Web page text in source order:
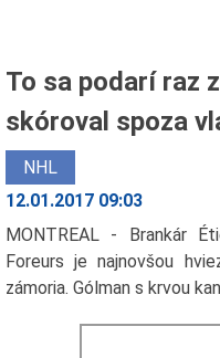
To sa podarí raz
skóroval spoza
NHL
12.01.2017 09:03
MONTREAL - Brankár
Foreurs je najnovšou
zámoria. Gólman s krvou